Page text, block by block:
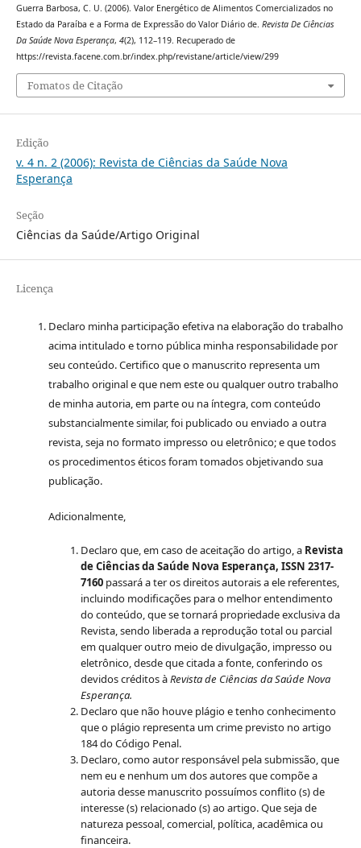
Guerra Barbosa, C. U. (2006). Valor Energético de Alimentos Comercializados no
Estado da Paraíba e a Forma de Expressão do Valor Diário de. Revista De Ciências
Da Saúde Nova Esperança, 4(2), 112–119. Recuperado de
https://revista.facene.com.br/index.php/revistane/article/view/299
Fomatos de Citação
Edição
v. 4 n. 2 (2006): Revista de Ciências da Saúde Nova
Esperança
Seção
Ciências da Saúde/Artigo Original
Licença
Declaro minha participação efetiva na elaboração do trabalho
acima intitulado e torno pública minha responsabilidade por
seu conteúdo. Certifico que o manuscrito representa um
trabalho original e que nem este ou qualquer outro trabalho
de minha autoria, em parte ou na íntegra, com conteúdo
substancialmente similar, foi publicado ou enviado a outra
revista, seja no formato impresso ou eletrônico; e que todos
os procedimentos éticos foram tomados objetivando sua
publicação.
Adicionalmente,
Declaro que, em caso de aceitação do artigo, a Revista
de Ciências da Saúde Nova Esperança, ISSN 2317-
7160passará a ter os direitos autorais a ele referentes,
incluindo modificações para o melhor entendimento
do conteúdo, que se tornará propriedade exclusiva da
Revista, sendo liberada a reprodução total ou parcial
em qualquer outro meio de divulgação, impresso ou
eletrônico, desde que citada a fonte, conferindo os
devidos créditos àRevista de Ciências da Saúde Nova
Esperança.
Declaro que não houve plágio e tenho conhecimento
que o plágio representa um crime previsto no artigo
184 do Código Penal.
Declaro, como autor responsável pela submissão, que
nem eu e nenhum um dos autores que compõe a
autoria desse manuscrito possuímos conflito (s) de
interesse (s) relacionado (s) ao artigo. Que seja de
natureza pessoal, comercial, política, acadêmica ou
financeira.